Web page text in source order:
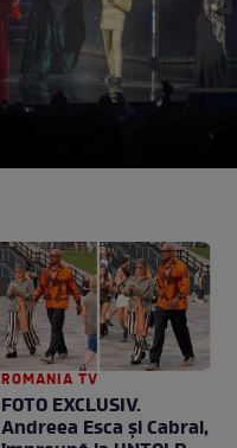
ROMANIA TV
FOTO EXCLUSIV.
Andreea Esca şi Cabral,